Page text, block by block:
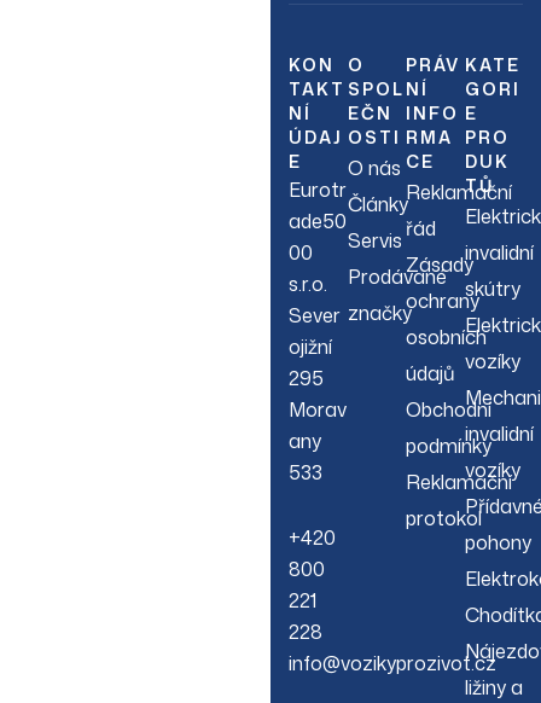
KON
TAKT
NÍ
ÚDAJ
E
Eurotr
ade50
00
s.r.o.
Sever
ojižní
295
Morav
any
533
+420
800
221
228
info@vozikyprozivot.cz
O
SPOL
EČN
OSTI
O nás
Články
Servis
Prodávané
značky
PRÁV
NÍ
INFO
RMA
CE
Reklamační
řád
Zásady
ochrany
osobních
údajů
Obchodní
podmínky
Reklamační
protokol
KATE
GORI
E
PRO
DUK
TŮ
invalidní
skútry
vozíky
invalidní
vozíky
pohony
ližiny a